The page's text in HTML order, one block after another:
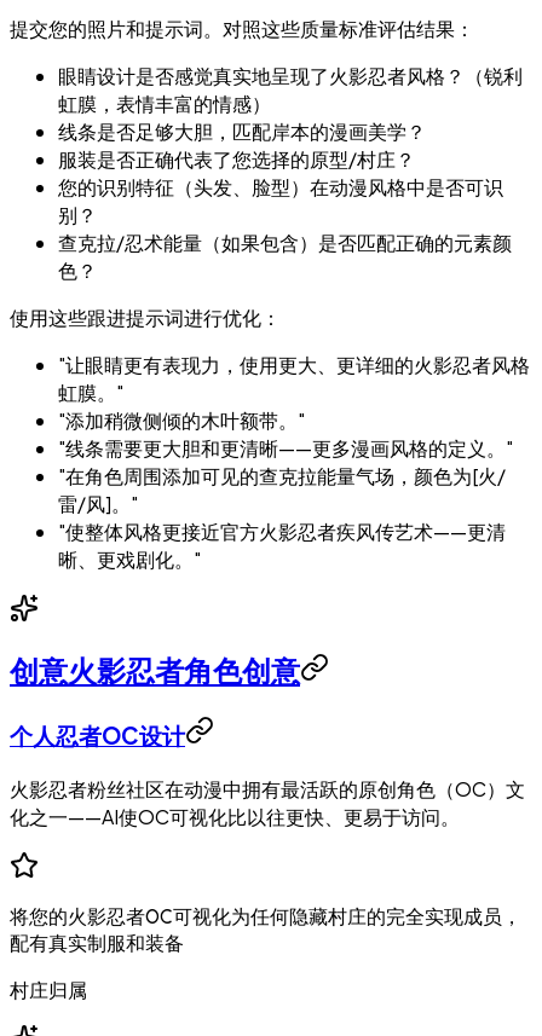
提交您的照片和提示词。对照这些质量标准评估结果：
眼睛设计是否感觉真实地呈现了火影忍者风格？（锐利
虹膜，表情丰富的情感）
线条是否足够大胆，匹配岸本的漫画美学？
服装是否正确代表了您选择的原型/村庄？
您的识别特征（头发、脸型）在动漫风格中是否可识
别？
查克拉/忍术能量（如果包含）是否匹配正确的元素颜
色？
使用这些跟进提示词进行优化：
"让眼睛更有表现力，使用更大、更详细的火影忍者风格
虹膜。"
"添加稍微侧倾的木叶额带。"
"线条需要更大胆和更清晰——更多漫画风格的定义。"
"在角色周围添加可见的查克拉能量气场，颜色为[火/
雷/风]。"
"使整体风格更接近官方火影忍者疾风传艺术——更清
晰、更戏剧化。"
创意火影忍者角色创意
个人忍者OC设计
火影忍者粉丝社区在动漫中拥有最活跃的原创角色（OC）文
化之一——AI使OC可视化比以往更快、更易于访问。
将您的火影忍者OC可视化为任何隐藏村庄的完全实现成员，
配有真实制服和装备
村庄归属